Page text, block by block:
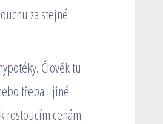
za stejné
Člověk tu
třeba i jiné
rostoucím cenám